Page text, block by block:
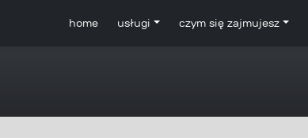
home usługi czym się zajmujesz